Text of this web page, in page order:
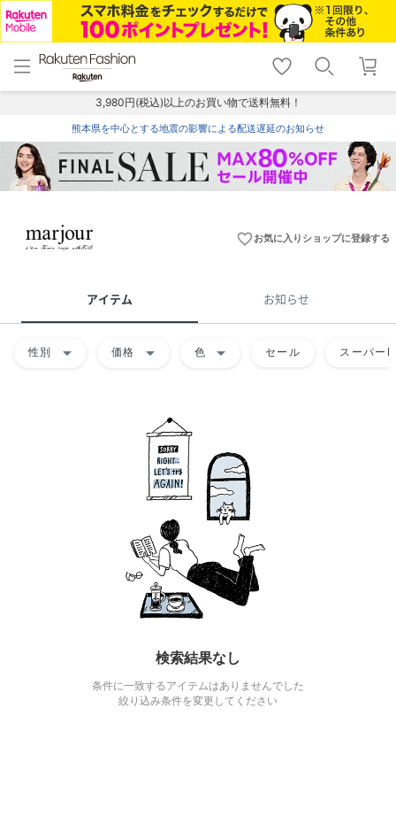
menu home
トップ
shopping_cart lock_outline
ログイン
3,980円(税込)以上のお買い物で送料無料！
熊本県を中心とする地震の影響による配送遅延のお知らせ
favorite_borderお気に入りショップに登録する
アイテム お知らせ
性別 arrow_drop_down 価格 arrow_drop_down 色 arrow_drop_down セール スーパー
検索結果なし
条件に一致するアイテムはありませんでした
絞り込み条件を変更してください